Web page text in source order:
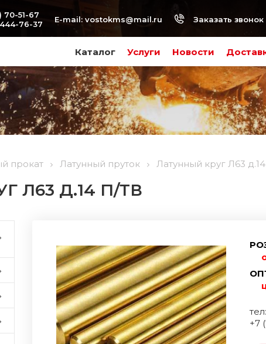
Каталог Услуги Новости
70-51-67
76-37
E-mail: vostokms@mail.ru Заказать звонок
прокат Латунный пруток Латунный круг Л63
Л63 Д.14 П/ТВ
+7